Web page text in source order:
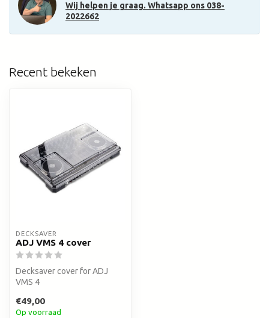
Wij helpen je graag. Whatsapp ons 038-
2022662
Recent bekeken
DECKSAVER
ADJ VMS 4 cover
Decksaver cover for ADJ
VMS 4
€49,00
Op voorraad